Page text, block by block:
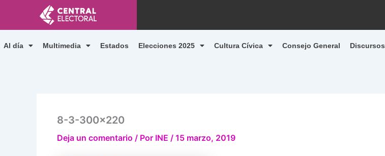
contenido
Al día Multimedia Estados Elecciones 2025 Cultura Cívica Consejo General Discursos
8-3-300×220
Deja un comentario / Por INE / 15 marzo, 2019